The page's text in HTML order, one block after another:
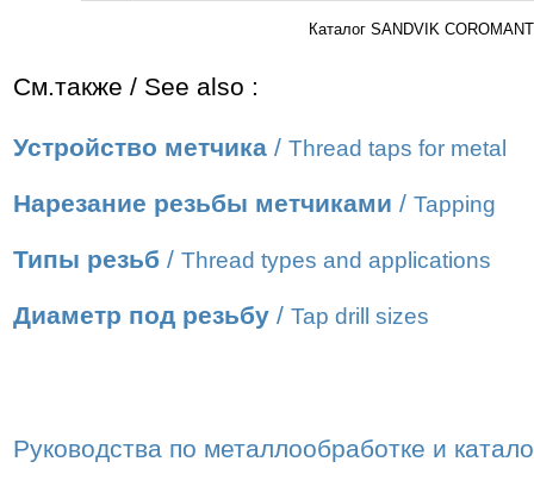
Каталог SANDVIK
См.также / See also :
Устройство метчика / Thread taps for metal
Нарезание резьбы метчиками / Tapping
Типы резьб / Thread types and applications
Диаметр под резьбу / Tap drill sizes
Руководства по металлообработке и